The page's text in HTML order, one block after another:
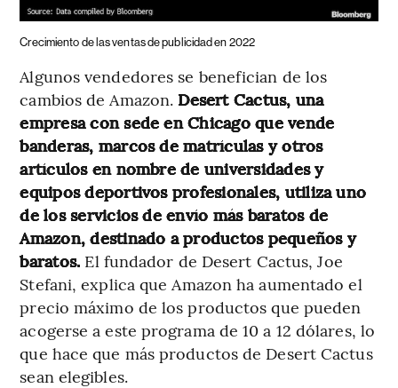
Crecimiento de las ventas de publicidad en 2022
Algunos vendedores se benefician de los
cambios de Amazon. Desert Cactus, una
empresa con sede en Chicago que vende
banderas, marcos de matrículas y otros
artículos en nombre de universidades y
equipos deportivos profesionales, utiliza uno
de los servicios de envío más baratos de
Amazon, destinado a productos pequeños y
baratos. El fundador de Desert Cactus, Joe
Stefani, explica que Amazon ha aumentado el
precio máximo de los productos que pueden
acogerse a este programa de 10 a 12 dólares, lo
que hace que más productos de Desert Cactus
sean elegibles.